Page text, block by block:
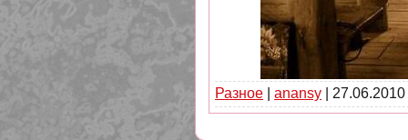
Разное anansy 27.06.2010